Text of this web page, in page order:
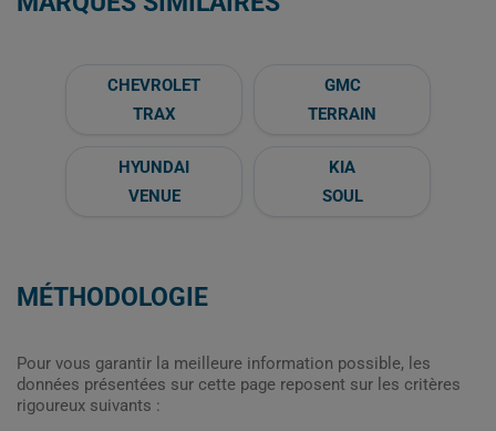
CHEVROLET
TRAX
GMC
TERRAIN
HYUNDAI
VENUE
KIA
SOUL
MÉTHODOLOGIE
Pour vous garantir la meilleure information possible, les
données présentées sur cette page reposent sur les critères
rigoureux suivants :